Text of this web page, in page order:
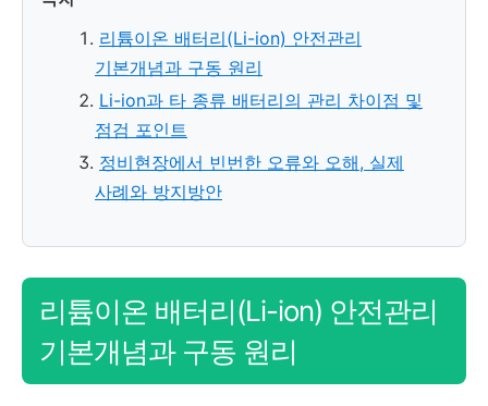
리튬이온 배터리(Li-ion) 안전관리
기본개념과 구동 원리
Li-ion과 타 종류 배터리의 관리 차이점 및
점검 포인트
정비현장에서 빈번한 오류와 오해, 실제
사례와 방지방안
리튬이온 배터리(Li-ion) 안전관리
기본개념과 구동 원리